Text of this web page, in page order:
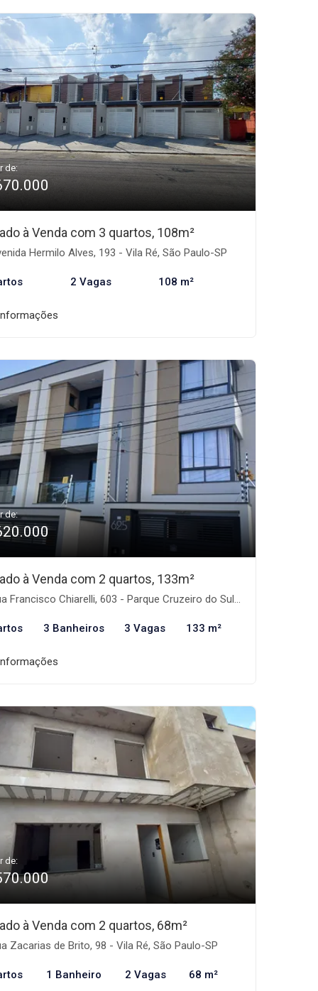
de:
à Venda com 3 quartos, 108m²
Hermilo Alves, 193 - Vila Ré, São Paulo-SP
2 Vagas 108 m²
de:
à Venda com 2 quartos, 133m²
Francisco Chiarelli, 603 - Parque Cruzeiro do Sul, São Paulo-SP
3 Banheiros 3 Vagas 133 m²
de:
à Venda com 2 quartos, 68m²
Zacarias de Brito, 98 - Vila Ré, São Paulo-SP
1 Banheiro 2 Vagas 68 m²